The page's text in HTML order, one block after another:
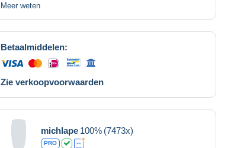
Meer weten
Betaalmiddelen:
Zie verkoopvoorwaarden
michlape 100% (7473x)
PRO